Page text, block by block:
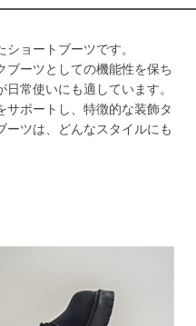
ョートブーツです。
ブーツとしての機能性を保ち
常使いにも適しています。
サポートし、特徴的な装飾タ
ーツは、どんなスタイルにも